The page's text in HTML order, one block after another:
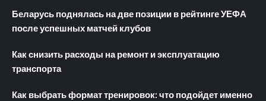
Беларусь поднялась на две позиции в рейтинге УЕФА
после успешных матчей клубов
Как снизить расходы на ремонт и эксплуатацию
транспорта
Как выбрать формат тренировок: что подойдет именно